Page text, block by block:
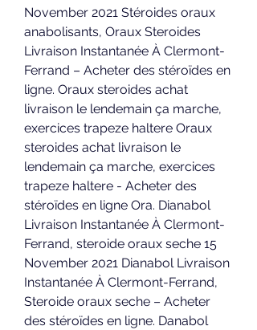
November 2021 Stéroides oraux
anabolisants, Oraux Steroides
Livraison Instantanée À Clermont-
Ferrand – Acheter des stéroïdes en
ligne. Oraux steroides achat
livraison le lendemain ça marche,
exercices trapeze haltere Oraux
steroides achat livraison le
lendemain ça marche, exercices
trapeze haltere - Acheter des
stéroïdes en ligne Ora. Dianabol
Livraison Instantanée À Clermont-
Ferrand, steroide oraux seche 15
November 2021 Dianabol Livraison
Instantanée À Clermont-Ferrand,
Steroide oraux seche – Acheter
des stéroïdes en ligne. Danabol